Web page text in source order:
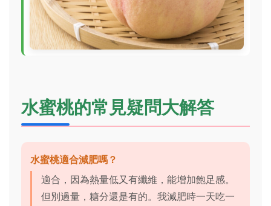
水蜜桃的常見疑問大解答
水蜜桃適合減肥嗎？
適合，因為熱量低又有纖維，能增加飽足感。
但別過量，糖分還是有的。我減肥時一天吃一